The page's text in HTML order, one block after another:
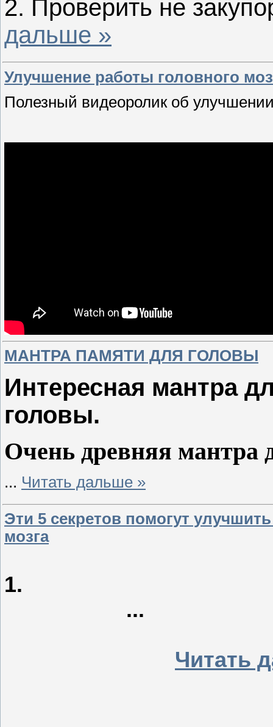
2. Проверить не
дальше »
Улучшение работы головного
Полезный видеоролик об
МАНТРА ПАМЯТИ ДЛЯ ГОЛОВЫ
Интересная мантра
головы.
Очень древняя мантра
... Читать дальше »
Эти 5 секретов помогут
мозга
...
Читать